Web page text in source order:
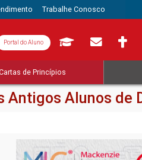
Trabalhe Conosco
Portal do Aluno
de Princípios
Antigos Alunos de